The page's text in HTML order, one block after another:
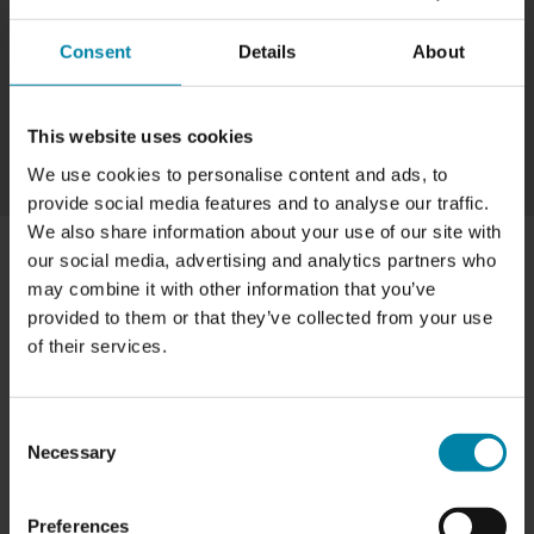
Consent Details About
This website uses cookies
We use cookies to personalise content and ads, to
provide social media features and to analyse our traffic.
We also share information about your use of our site with
our social media, advertising and analytics partners who
may combine it with other information that you’ve
provided to them or that they’ve collected from your use
of their services.
Selection
Necessary
Preferences
MISSFÄRGNING
VI KAN REPARERA DE FLESTA SKADOR PÅ
INSTRUMENTBRÄDOR
Vi kan reparera de flesta skador på bilens
Vid skador som hål eller sprickor måste strukturen på
instrumentbrädans yta återställas. Det gör vi genom att
yta. Vi applicerar sedan en silikonliknande substans som